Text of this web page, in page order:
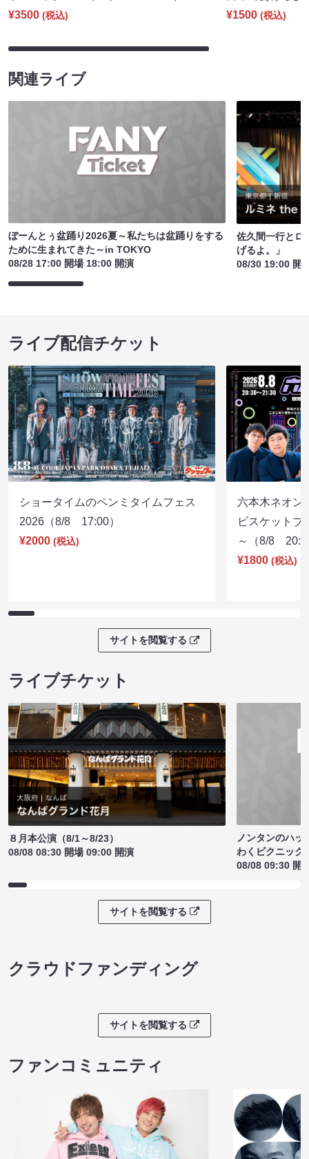
¥3500 (税込)
¥1500 (税込)
関連ライブ
ぼーんとぅ盆踊り2026夏～私たちは盆踊りをする
ために生まれてきた～in TOKYO
08/28 17:00 開場 18:00 開演
佐久間一行とロ
げるよ。」
08/30 19:00 開
ライブ配信チケット
ショータイムのペンミタイムフェス
2026（8/8 17:00）
¥2000 (税込)
六本木ネオン
ビスケットブ
～（8/8
¥1800 (税込)
サイトを閲覧する
ライブチケット
８月本公演（8/1～8/23）
08/08 08:30 開場 09:00 開演
ノンタンのハッ
わくピクニック
08/08 09:30 開
サイトを閲覧する
クラウドファンディング
サイトを閲覧する
ファンコミュニティ